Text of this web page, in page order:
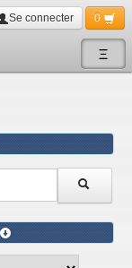
Ξ
Se connecter 0